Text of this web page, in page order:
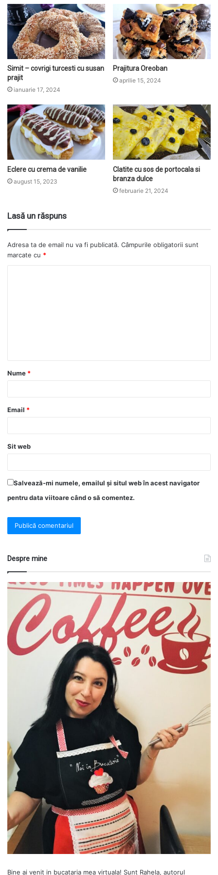
e
Simit – covrigi turcesti cu susan
prajit
ianuarie 17, 2024
Prajitura Oreoban
aprilie 15, 2024
Eclere cu crema de vanilie
august 15, 2023
Clatite cu sos de portocala si
branza dulce
februarie 21, 2024
Lasă un răspuns
Adresa ta de email nu va fi publicată. Câmpurile obligatorii sunt
marcate cu *
Nume *
Email *
Sit web
Salvează-mi numele, emailul și situl web în acest navigator
pentru data viitoare când o să comentez.
Despre mine
Bine ai venit in bucataria mea virtuala! Sunt Rahela, autorul